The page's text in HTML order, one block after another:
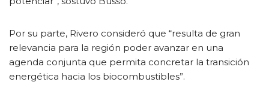
Por su parte, Rivero consideró que “resulta de gran
relevancia para la región poder avanzar en una
agenda conjunta que permita concretar la transición
energética hacia los biocombustibles”.